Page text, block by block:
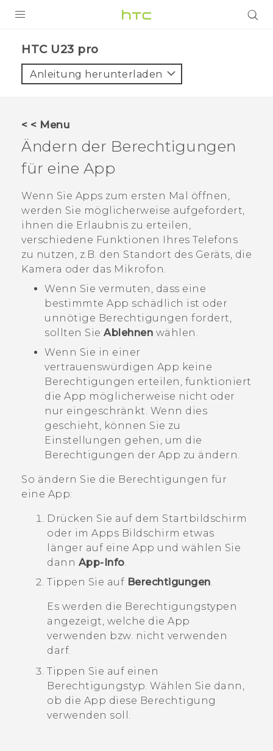
VIVE
VIVERSE
UNTERSTÜTZUNG
HTC-Geräte und Zubehör
Anmelden
HTC U23 pro‎
Anleitung herunterladen
< < Menu
Ändern der Berechtigungen
für eine App
Wenn Sie Apps zum ersten Mal öffnen,
werden Sie möglicherweise aufgefordert,
ihnen die Erlaubnis zu erteilen,
verschiedene Funktionen Ihres Telefons
zu nutzen, z.B. den Standort des Geräts, die
Kamera oder das Mikrofon.
Wenn Sie vermuten, dass eine
bestimmte App schädlich ist oder
unnötige Berechtigungen fordert,
sollten Sie Ablehnen wählen.
Wenn Sie in einer
vertrauenswürdigen App keine
Berechtigungen erteilen, funktioniert
die App möglicherweise nicht oder
nur eingeschränkt. Wenn dies
geschieht, können Sie zu
Einstellungen gehen, um die
Berechtigungen der App zu ändern.
So ändern Sie die Berechtigungen für
eine App:
Drücken Sie auf dem Startbildschirm
oder im Apps Bildschirm etwas
länger auf eine App und wählen Sie
dann App-Info.
Tippen Sie auf Berechtigungen.
Es werden die Berechtigungstypen
angezeigt, welche die App
verwenden bzw. nicht verwenden
darf.
Tippen Sie auf einen
Berechtigungstyp. Wählen Sie dann,
ob die App diese Berechtigung
verwenden soll.